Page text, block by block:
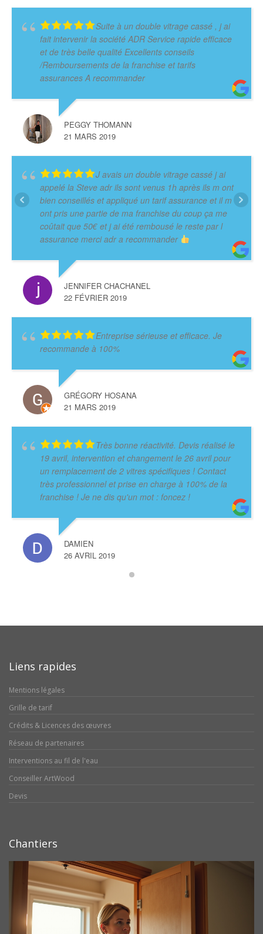
Suite à un double vitrage cassé , j ai
fait intervenir la société ADR Service rapide efficace
et de très belle qualité Excellents conseils
/Remboursements de la franchise et tarifs
assurances A recommander
PEGGY THOMANN
21 MARS 2019
J avais un double vitrage cassé j ai
appelé la Steve adr ils sont venus 1h après ils m ont
bien conseillés et appliqué un tarif assurance et il m
ont pris une partie de ma franchise du coup ça me
coûtait que 50€ et j ai été rembousé le reste par l
assurance merci adr a recommander
JENNIFER CHACHANEL
22 FÉVRIER 2019
Entreprise sérieuse et efficace. Je
recommande à 100%
GRÉGORY HOSANA
21 MARS 2019
Très bonne réactivité. Devis réalisé le
19 avril, intervention et changement le 26 avril pour
un remplacement de 2 vitres spécifiques ! Contact
très professionnel et prise en charge à 100% de la
franchise ! Je ne dis qu'un mot : foncez !
DAMIEN
26 AVRIL 2019
Liens rapides
Mentions légales
Grille de tarif
Crédits & Licences des œuvres
Réseau de partenaires
Interventions au fil de l'eau
Conseiller ArtWood
Devis
Chantiers